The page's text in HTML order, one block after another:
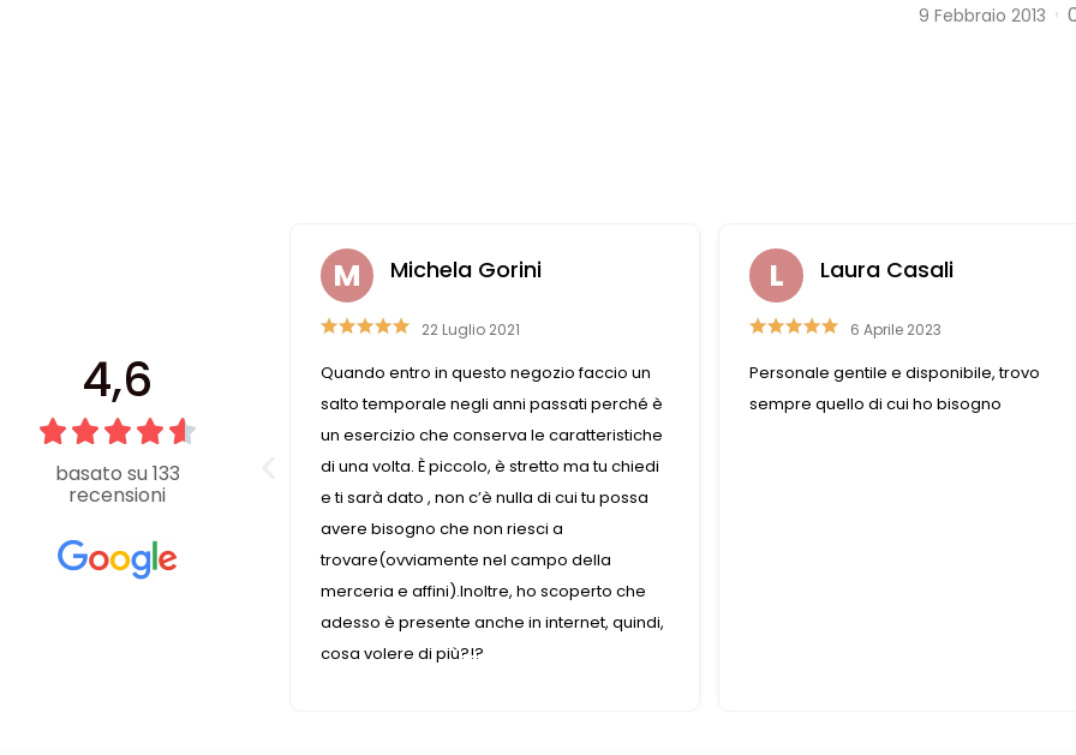
9 Febbraio 2013
4,6
basato su 133
recensioni
questo negozio faccio un
negli anni passati perché è
conserva le caratteristiche
è stretto ma tu chiedi
c’è nulla di cui tu possa
nel campo della
Laura Casali
6 Aprile 2023
Personale gentile e disponibile, trovo
sempre quello di cui ho bisogno
Liviana Antolini
15 Settembre 2023
Competenza e gentilezza caratterizzano
questo negozio fornitissimo nel suo